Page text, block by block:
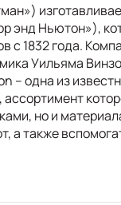
энд Ньютон»),
с 1832 года.
Уильяма
– одна из
но и
а также